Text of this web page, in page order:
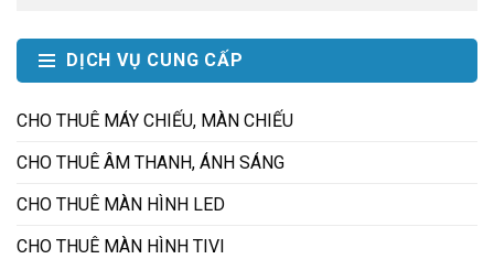
DỊCH VỤ CUNG CẤP
CHO THUÊ MÁY CHIẾU, MÀN CHIẾU
CHO THUÊ ÂM THANH, ÁNH SÁNG
CHO THUÊ MÀN HÌNH LED
CHO THUÊ MÀN HÌNH TIVI